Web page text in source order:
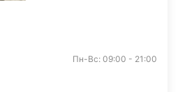
Пн-Вс: 09:00 - 21:00